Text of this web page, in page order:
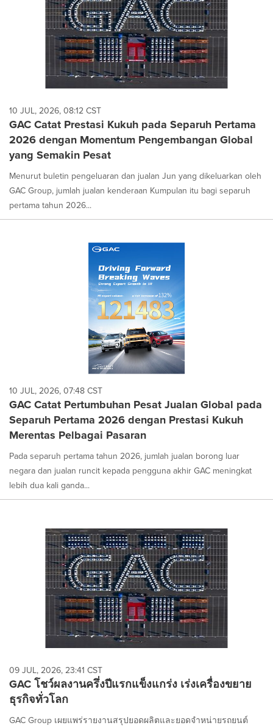
10 JUL, 2026, 08:12 CST
GAC Catat Prestasi Kukuh pada Separuh Pertama
2026 dengan Momentum Pengembangan Global
yang Semakin Pesat
Menurut buletin pengeluaran dan jualan Jun yang dikeluarkan oleh
GAC Group, jumlah jualan kenderaan Kumpulan itu bagi separuh
pertama tahun 2026...
10 JUL, 2026, 07:48 CST
GAC Catat Pertumbuhan Pesat Jualan Global pada
Separuh Pertama 2026 dengan Prestasi Kukuh
Merentas Pelbagai Pasaran
Pada separuh pertama tahun 2026, jumlah jualan borong luar
negara dan jualan runcit kepada pengguna akhir GAC meningkat
lebih dua kali ganda...
09 JUL, 2026, 23:41 CST
GAC โชว์ผลงานครึ่งปีแรกแข็งแกร่ง เร่งเครื่องขยาย
ธุรกิจทั่วโลก
GAC Group เผยแพร่รายงานสรุปยอดผลิตและยอดจำหน่ายรถยนต์